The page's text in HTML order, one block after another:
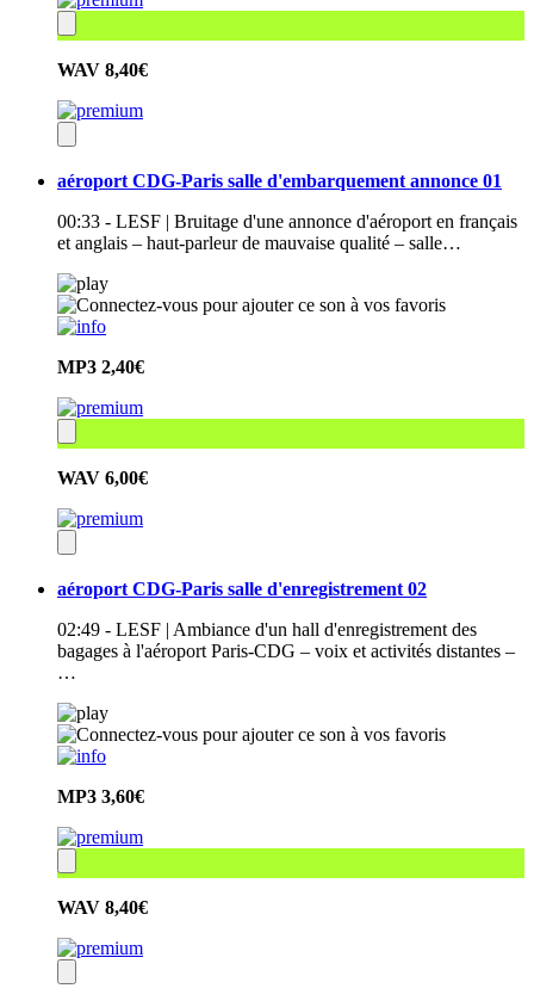
WAV 8,40€
aéroport CDG-Paris salle d'embarquement annonce 01
00:33 - LESF | Bruitage d'une annonce d'aéroport en français
et anglais – haut-parleur de mauvaise qualité – salle…
MP3 2,40€
WAV 6,00€
aéroport CDG-Paris salle d'enregistrement 02
02:49 - LESF | Ambiance d'un hall d'enregistrement des
bagages à l'aéroport Paris-CDG – voix et activités distantes –
…
MP3 3,60€
WAV 8,40€